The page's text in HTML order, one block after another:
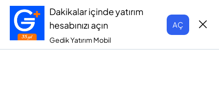
Dakikalar içinde yatırım
hesabınızı açın
Gedik Yatırım Mobil
AÇ